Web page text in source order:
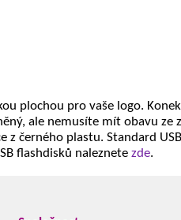
plochou pro vaše logo.
ale nemusíte mít obavu ze
z černého plastu. Standard
flashdisků naleznete zde.